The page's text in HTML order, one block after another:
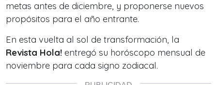
metas antes de diciembre, y proponerse nuevos
propósitos para el año entrante.
En esta vuelta al sol de transformación, la
Revista Hola! entregó su horóscopo mensual de
noviembre para cada signo zodiacal.